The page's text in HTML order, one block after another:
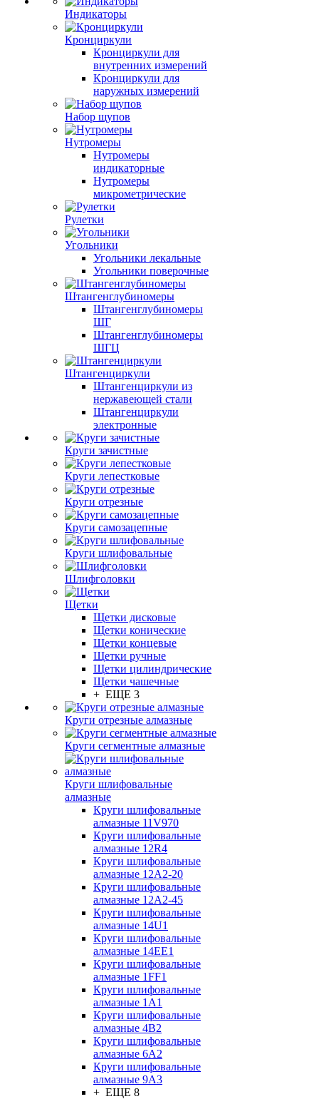
Индикаторы
Кронциркули
Кронциркули для
внутренних измерений
Кронциркули для
наружных измерений
Набор щупов
Нутромеры
Нутромеры
индикаторные
Нутромеры
микрометрические
Рулетки
Угольники
Угольники лекальные
Угольники поверочные
Штангенглубиномеры
Штангенглубиномеры
ШГ
Штангенглубиномеры
ШГЦ
Штангенциркули
Штангенциркули из
нержавеющей стали
Штангенциркули
электронные
Круги зачистные
Круги лепестковые
Круги отрезные
Круги самозацепные
Круги шлифовальные
Шлифголовки
Щетки
Щетки дисковые
Щетки конические
Щетки концевые
Щетки ручные
Щетки цилиндрические
Щетки чашечные
+ ЕЩЕ 3
Круги отрезные алмазные
Круги сегментные алмазные
Круги шлифовальные
алмазные
Круги шлифовальные
алмазные 11V970
Круги шлифовальные
алмазные 12R4
Круги шлифовальные
алмазные 12А2-20
Круги шлифовальные
алмазные 12А2-45
Круги шлифовальные
алмазные 14U1
Круги шлифовальные
алмазные 14ЕЕ1
Круги шлифовальные
алмазные 1FF1
Круги шлифовальные
алмазные 1А1
Круги шлифовальные
алмазные 4В2
Круги шлифовальные
алмазные 6A2
Круги шлифовальные
алмазные 9А3
+ ЕЩЕ 8